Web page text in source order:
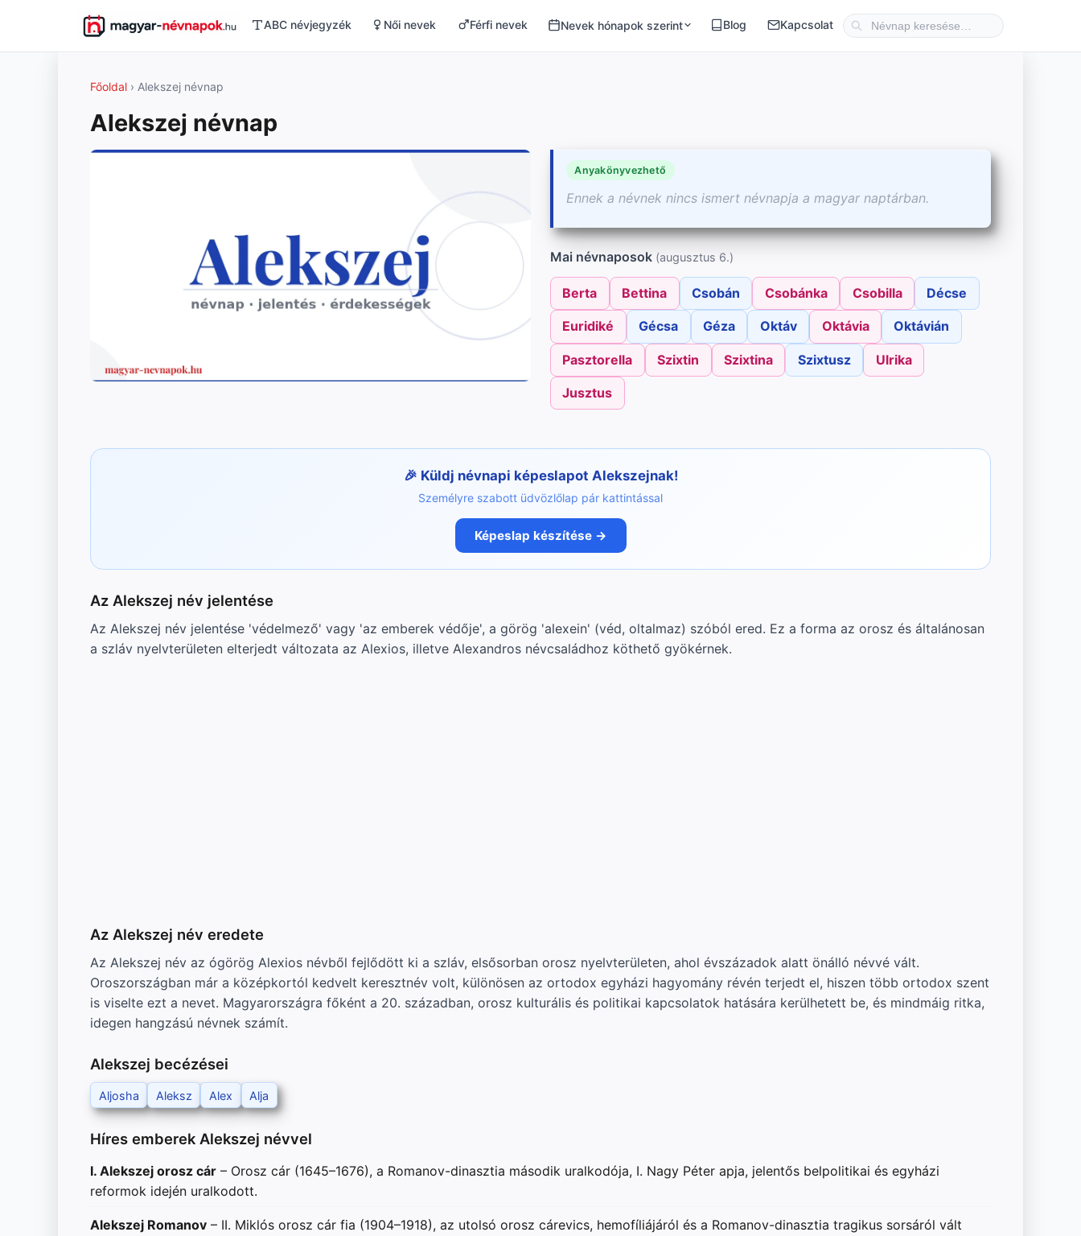
ABC névjegyzék Női nevek Férfi nevek Nevek hónapok szerint Blog Kapcsolat
Főoldal › Alekszej névnap
Alekszej névnap
Anyakönyvezhető
Ennek a névnek nincs ismert névnapja a magyar naptárban.
Mai névnaposok (augusztus 6.)
Berta Bettina Csobán Csobánka Csobilla Décse
Euridiké Gécsa Géza Oktáv Oktávia Oktávián
Pasztorella Szixtin Szixtina Szixtusz Ulrika
Jusztus
Küldj névnapi képeslapot Alekszejnak!
Személyre szabott üdvözlőlap pár kattintással
Képeslap készítése →
Az Alekszej név jelentése
Az Alekszej név jelentése 'védelmező' vagy 'az emberek védője', a görög 'alexein' (véd, oltalmaz) szóból ered. Ez a forma az orosz és általánosan
a szláv nyelvterületen elterjedt változata az Alexios, illetve Alexandros névcsaládhoz köthető gyökérnek.
Az Alekszej név eredete
Az Alekszej név az ógörög Alexios névből fejlődött ki a szláv, elsősorban orosz nyelvterületen, ahol évszázadok alatt önálló névvé vált.
Oroszországban már a középkortól kedvelt keresztnév volt, különösen az ortodox egyházi hagyomány révén terjedt el, hiszen több ortodox szent
is viselte ezt a nevet. Magyarországra főként a 20. században, orosz kulturális és politikai kapcsolatok hatására kerülhetett be, és mindmáig ritka,
idegen hangzású névnek számít.
Alekszej becézései
Aljosha Aleksz Alex Alja
Híres emberek Alekszej névvel
I. Alekszej orosz cár – Orosz cár (1645–1676), a Romanov-dinasztia második uralkodója, I. Nagy Péter apja, jelentős belpolitikai és egyházi
reformok idején uralkodott.
Alekszej Romanov – II. Miklós orosz cár fia (1904–1918), az utolsó orosz cárevics, hemofíliájáról és a Romanov-dinasztia tragikus sorsáról vált